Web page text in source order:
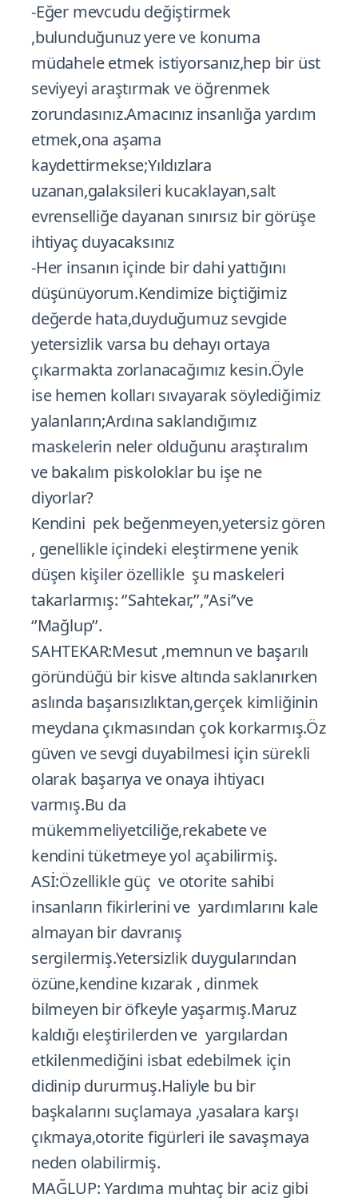
-Eğer mevcudu değiştirmek
,bulunduğunuz yere ve konuma
müdahele etmek istiyorsanız,hep bir üst
seviyeyi araştırmak ve öğrenmek
zorundasınız.Amacınız insanlığa yardım
etmek,ona aşama
kaydettirmekse;Yıldızlara
uzanan,galaksileri kucaklayan,salt
evrenselliğe dayanan sınırsız bir görüşe
ihtiyaç duyacaksınız
-Her insanın içinde bir dahi yattığını
düşünüyorum.Kendimize biçtiğimiz
değerde hata,duyduğumuz sevgide
yetersizlik varsa bu dehayı ortaya
çıkarmakta zorlanacağımız kesin.Öyle
ise hemen kolları sıvayarak söylediğimiz
yalanların;Ardına saklandığımız
maskelerin neler olduğunu araştıralım
ve bakalım piskoloklar bu işe ne
diyorlar?
Kendini pek beğenmeyen,yetersiz gören
, genellikle içindeki eleştirmene yenik
düşen kişiler özellikle şu maskeleri
takarlarmış: ‘’Sahtekar,’’,’’Asi’’ve
‘’Mağlup’’.
SAHTEKAR:Mesut ,memnun ve başarılı
göründüğü bir kisve altında saklanırken
aslında başarısızlıktan,gerçek kimliğinin
meydana çıkmasından çok korkarmış.Öz
güven ve sevgi duyabilmesi için sürekli
olarak başarıya ve onaya ihtiyacı
varmış.Bu da
mükemmeliyetciliğe,rekabete ve
kendini tüketmeye yol açabilirmiş.
ASİ:Özellikle güç ve otorite sahibi
insanların fikirlerini ve yardımlarını kale
almayan bir davranış
sergilermiş.Yetersizlik duygularından
özüne,kendine kızarak , dinmek
bilmeyen bir öfkeyle yaşarmış.Maruz
kaldığı eleştirilerden ve yargılardan
etkilenmediğini isbat edebilmek için
didinip dururmuş.Haliyle bu bir
başkalarını suçlamaya ,yasalara karşı
çıkmaya,otorite figürleri ile savaşmaya
neden olabilirmiş.
MAĞLUP: Yardıma muhtaç bir aciz gibi